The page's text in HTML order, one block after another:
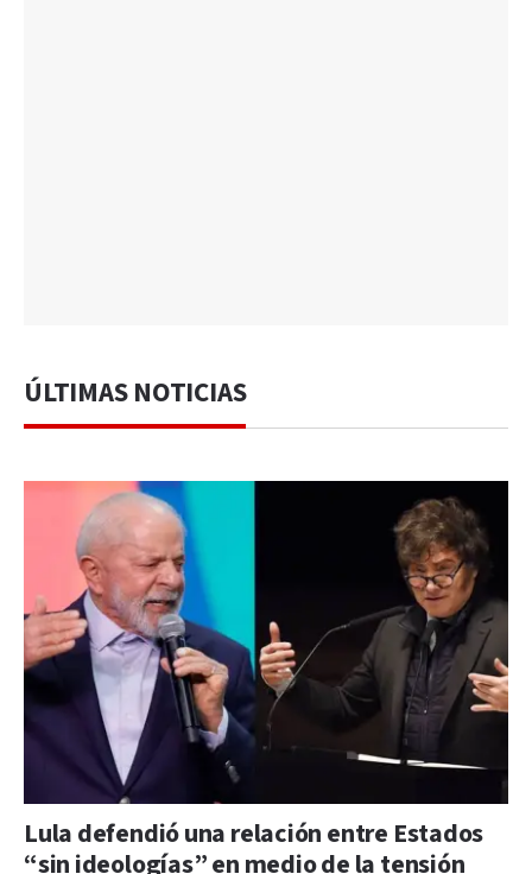
ÚLTIMAS NOTICIAS
Lula defendió una relación entre Estados
“sin ideologías” en medio de la tensión